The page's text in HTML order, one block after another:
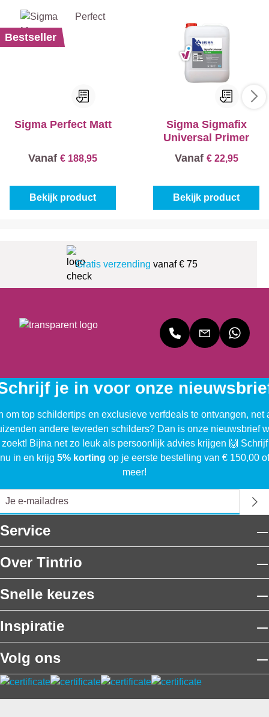
Bestseller
Sigma Perfect Matt
Vanaf € 188,95
Bekijk product
Sigma Sigmafix
Universal Primer
Vanaf € 22,95
Bekijk product
Gratis verzending vanaf € 75
je in voor onze
om top schildertips en exclusieve verfdeals te ontvangen, net
andere tevreden schilders? Dan is onze nieuwsbrief
Bijna net zo leuk als persoonlijk advies krijgen 🙌
nu in en krijg 5% korting op je eerste bestelling van € 150,00 of
meer!
Service
Over Tintrio
Snelle keuzes
Inspiratie
Volg ons